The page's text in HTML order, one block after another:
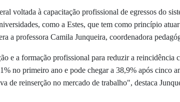
voltada à capacitação profissional de egressos do
como a Estes, que tem como princípio
a professora Camila Junqueira, coordenadora
e a formação profissional para reduzir a
no primeiro ano e pode chegar a 38,9% após cinco
de reinserção no mercado de trabalho", destaca